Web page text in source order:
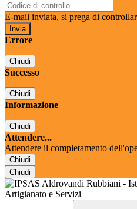
E-mail inviata, si prega di
Errore
Chiudi
Successo
Chiudi
Informazione
Chiudi
Attendere...
Attendere il completamento
Chiudi
Chiudi